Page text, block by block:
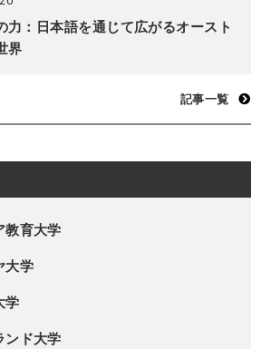
力：日本語を通じて広がるオースト
界
記事一覧
教育大学
大学
学
ンド大学